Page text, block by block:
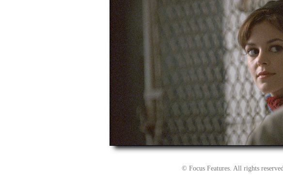
© Focus Features. All rights